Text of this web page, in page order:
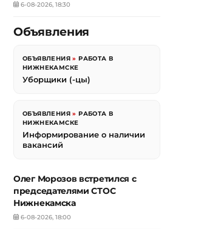
6-08-2026, 18:30
Объявления
ОБЪЯВЛЕНИЯ »РАБОТА В
НИЖНЕКАМСКЕ
Уборщики (-цы)
ОБЪЯВЛЕНИЯ »РАБОТА В
НИЖНЕКАМСКЕ
Информирование о наличии
вакансий
Олег Морозов встретился с
председателями СТОС
Нижнекамска
6-08-2026, 18:00